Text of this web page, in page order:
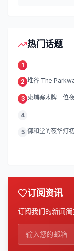
热门话题
1
2 堆谷 The
3 柬埔寨木牌一位
4
5 御和堂的夜华灯
订阅资讯
订阅我们的新闻